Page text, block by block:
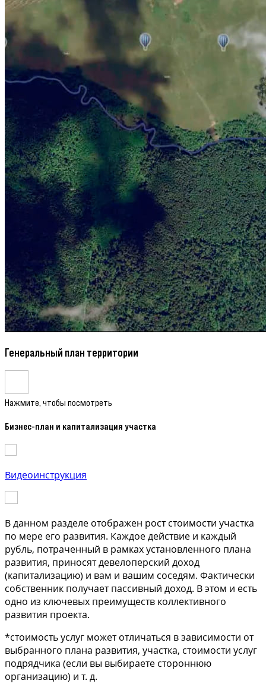
Генеральный план территории
Нажмите, чтобы посмотреть
Бизнес-план и капитализация участка
Видеоинструкция
В данном разделе отображен рост стоимости участка
по мере его развития. Каждое действие и каждый
рубль, потраченный в рамках установленного плана
развития, приносят девелоперский доход
(капитализацию) и вам и вашим соседям. Фактически
собственник получает пассивный доход. В этом и есть
одно из ключевых преимуществ коллективного
развития проекта.
*стоимость услуг может отличаться в зависимости от
выбранного плана развития, участка, стоимости услуг
подрядчика (если вы выбираете стороннюю
организацию) и т. д.